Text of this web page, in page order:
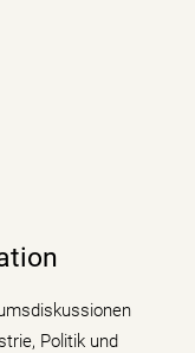
Politik und
Vorständen,
Bühne auf
und füllt
Kompetenz,